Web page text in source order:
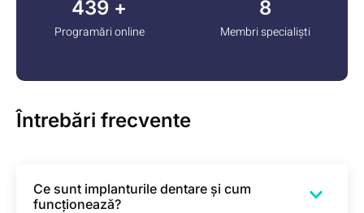
487 +
Programări online
8
Membri specialiști
Întrebări frecvente
Ce sunt implanturile dentare și cum
funcționează?